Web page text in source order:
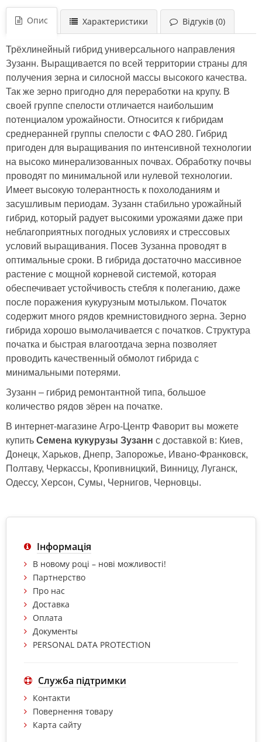
Опис Характеристики Відгуків (0)
Трёхлинейный гибрид универсального направления
Зузанн. Выращивается по всей территории страны для
получения зерна и силосной массы высокого качества.
Так же зерно пригодно для переработки на крупу. В
своей группе спелости отличается наибольшим
потенциалом урожайности. Относится к гибридам
среднеранней группы спелости с ФАО 280. Гибрид
пригоден для выращивания по интенсивной технологии
на высоко минерализованных почвах. Обработку почвы
проводят по минимальной или нулевой технологии.
Имеет высокую толерантность к похолоданиям и
засушливым периодам. Зузанн стабильно урожайный
гибрид, который радует высокими урожаями даже при
неблагоприятных погодных условиях и стрессовых
условий выращивания. Посев Зузанна проводят в
оптимальные сроки. В гибрида достаточно массивное
растение с мощной корневой системой, которая
обеспечивает устойчивость стебля к полеганию, даже
после поражения кукурузным мотыльком. Початок
содержит много рядов кремнистовидного зерна. Зерно
гибрида хорошо вымолачивается с початков. Структура
початка и быстрая влагоотдача зерна позволяет
проводить качественный обмолот гибрида с
минимальными потерями.
Зузанн – гибрид ремонтантной типа, большое
количество рядов зёрен на початке.
В интернет-магазине Агро-Центр Фаворит вы можете
купить Семена кукурузы Зузанн с доставкой в: Киев,
Донецк, Харьков, Днепр, Запорожье, Ивано-Франковск,
Полтаву, Черкассы, Кропивницкий, Винницу, Луганск,
Одессу, Херсон, Сумы, Чернигов, Черновцы.
Інформація
В новому році – нові можливості!
Партнерство
Про нас
Доставка
Оплата
Документы
PERSONAL DATA PROTECTION
Служба підтримки
Контакти
Повернення товару
Карта сайту